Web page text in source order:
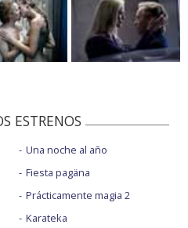
ESTRENOS
Una noche al año
Fiesta pagäna
Prácticamente magia 2
Karateka